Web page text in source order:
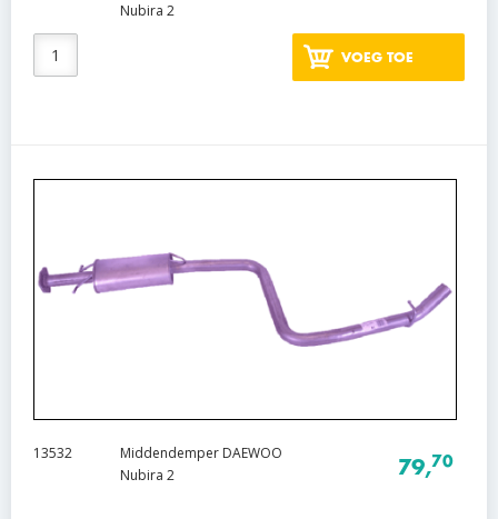
Nubira 2
VOEG TOE
13532
Middendemper DAEWOO
Nubira 2
79,70